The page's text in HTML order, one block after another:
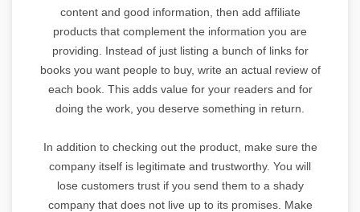
content and good information, then add affiliate
products that complement the information you are
providing. Instead of just listing a bunch of links for
books you want people to buy, write an actual review of
each book. This adds value for your readers and for
doing the work, you deserve something in return.
In addition to checking out the product, make sure the
company itself is legitimate and trustworthy. You will
lose customers trust if you send them to a shady
company that does not live up to its promises. Make